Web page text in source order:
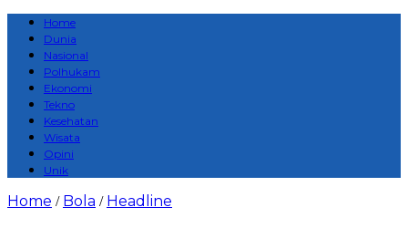
Home
Dunia
Nasional
Polhukam
Ekonomi
Tekno
Kesehatan
Wisata
Opini
Unik
Home / Bola / Headline